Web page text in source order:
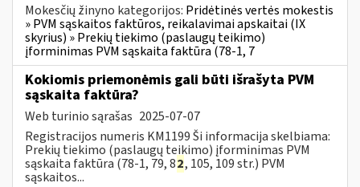
Mokesčių žinyno kategorijos: Pridėtinės vertės mokestis
» PVM sąskaitos faktūros, reikalavimai apskaitai (IX
skyrius) » Prekių tiekimo (paslaugų teikimo)
įforminimas PVM sąskaita faktūra (78-1, 7
Kokiomis priemonėmis gali būti išrašyta PVM
sąskaita faktūra?
Web turinio sąrašas 2025-07-07
Registracijos numeris KM1199 Ši informacija skelbiama:
Prekių tiekimo (paslaugų teikimo) įforminimas PVM
sąskaita faktūra (78-1, 79, 82, 105, 109 str.) PVM
sąskaitos...